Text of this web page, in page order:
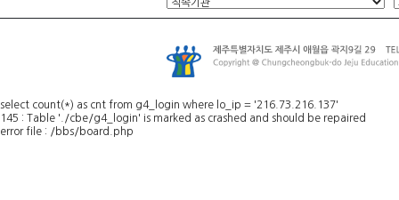
select count(*) as cnt from g4_login where lo_ip = '216.73.216.137'
145 : Table './cbe/g4_login' is marked as crashed and should be repaired
error file : /bbs/board.php